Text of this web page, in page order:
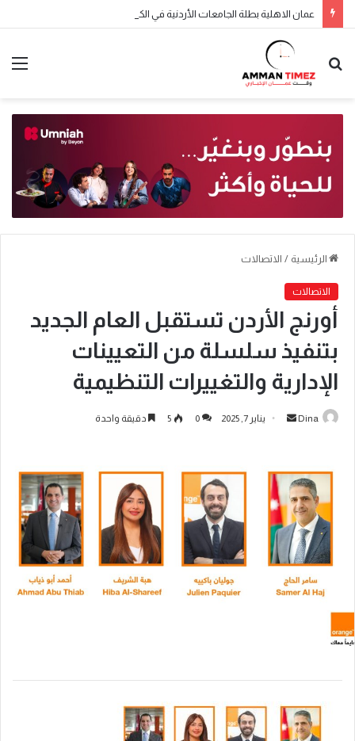
الرئيسية / الاتصالات
الاتصالات
أورنج الأردن تستقبل العام الجديد
بتنفيذ سلسلة من التعيينات
الإدارية والتغييرات التنظيمية
Dina يناير 7, 2025 0
5 دقيقة واحدة